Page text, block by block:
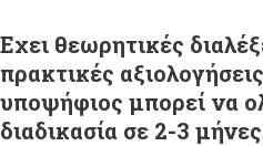
Εχει θεωρητικές
πρακτικές
υποψήφιος μπορεί να
διαδικασία σε 2-3